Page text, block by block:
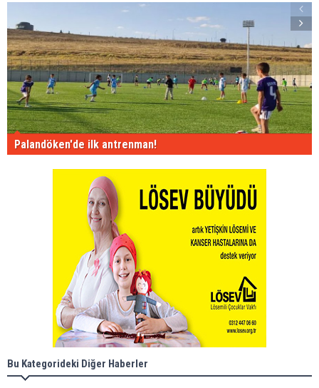
Palandöken'de ilk antrenman!
Bu Kategorideki Diğer Haberler